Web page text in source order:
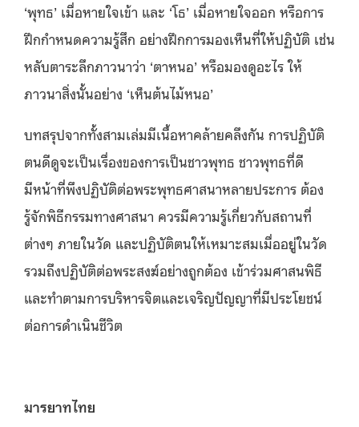
‘พุทธ’ เมื่อหายใจเข้า และ ‘โธ’ เมื่อหายใจออก หรือการ
ฝึกกำหนดความรู้สึก อย่างฝึกการมองเห็นที่ให้ปฏิบัติ เช่น
หลับตาระลึกภาวนาว่า ‘ตาหนอ’ หรือมองดูอะไร ให้
ภาวนาสิ่งนั้นอย่าง ‘เห็นต้นไม้หนอ’
บทสรุปจากทั้งสามเล่มมีเนื้อหาคล้ายคลึงกัน การปฏิบัติ
ตนดีดูจะเป็นเรื่องของการเป็นชาวพุทธ ชาวพุทธที่ดี
มีหน้าที่พึงปฏิบัติต่อพระพุทธศาสนาหลายประการ ต้อง
รู้จักพิธีกรรมทางศาสนา ควรมีความรู้เกี่ยวกับสถานที่
ต่างๆ ภายในวัด และปฏิบัติตนให้เหมาะสมเมื่ออยู่ในวัด
รวมถึงปฏิบัติต่อพระสงฆ์อย่างถูกต้อง เข้าร่วมศาสนพิธี
และทำตามการบริหารจิตและเจริญปัญญาที่มีประโยชน์
ต่อการดำเนินชีวิต
มารยาทไทย